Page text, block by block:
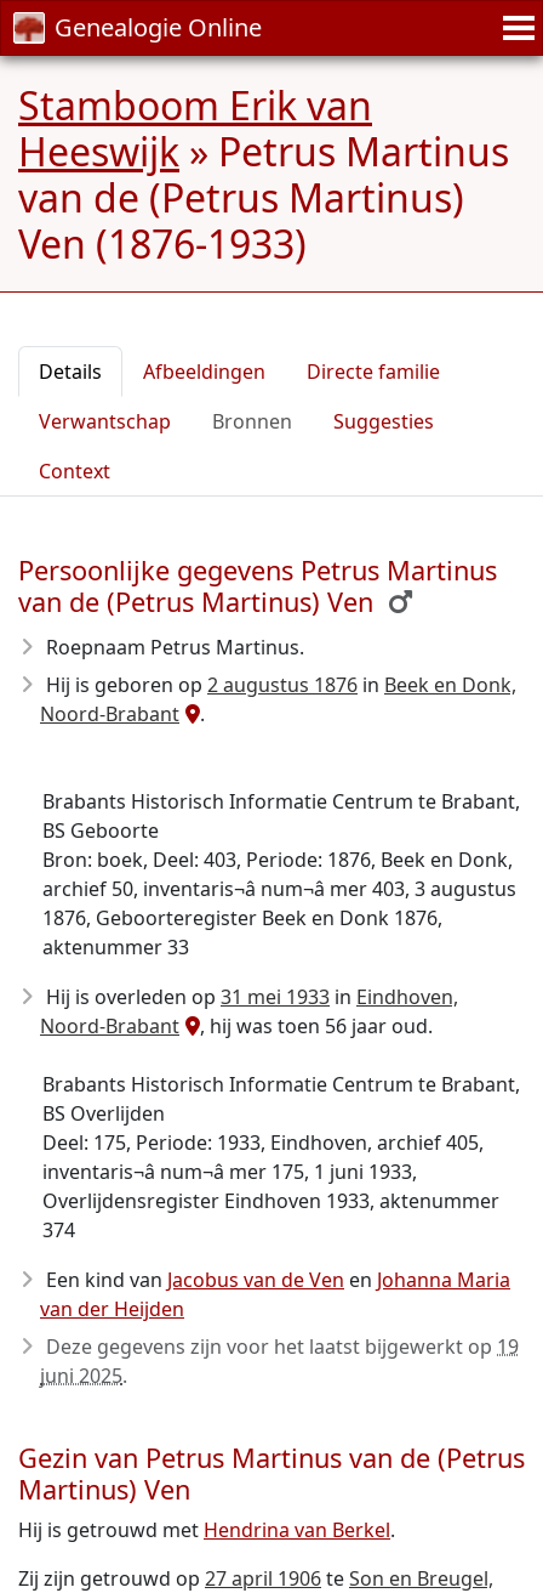
Genealogie Online
Stamboom Erik van
Heeswijk » Petrus Martinus
van de (Petrus Martinus)
Ven (1876-1933)
Details Afbeeldingen
Directe familie
Verwantschap
Bronnen
Suggesties
Context
Persoonlijke gegevens Petrus Martinus
van de (Petrus Martinus) Ven
Roepnaam Petrus Martinus.
Hij is geboren op 2 augustus 1876 in Beek en Donk,
Noord-Brabant
.
Brabants Historisch Informatie Centrum te Brabant,
BS Geboorte
Bron: boek, Deel: 403, Periode: 1876, Beek en Donk,
archief 50, inventaris¬â num¬â mer 403, 3 augustus
1876, Geboorteregister Beek en Donk 1876,
aktenummer 33
Hij is overleden op 31 mei 1933 in Eindhoven,
Noord-Brabant
, hij was toen 56 jaar oud.
Brabants Historisch Informatie Centrum te Brabant,
BS Overlijden
Deel: 175, Periode: 1933, Eindhoven, archief 405,
inventaris¬â num¬â mer 175, 1 juni 1933,
Overlijdensregister Eindhoven 1933, aktenummer
374
Een kind van Jacobus van de Ven en Johanna Maria
van der Heijden
Deze gegevens zijn voor het laatst bijgewerkt op 19
juni 2025.
Gezin van Petrus Martinus van de (Petrus
Martinus) Ven
Hij is getrouwd met Hendrina van Berkel.
Zij zijn getrouwd op 27 april 1906teSon en Breugel,